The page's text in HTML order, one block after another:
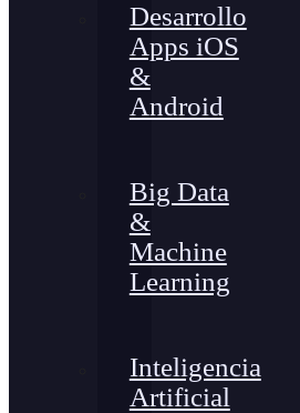
Desarrollo
Apps iOS
&
Android
Big Data
&
Machine
Learning
Inteligencia
Artificial